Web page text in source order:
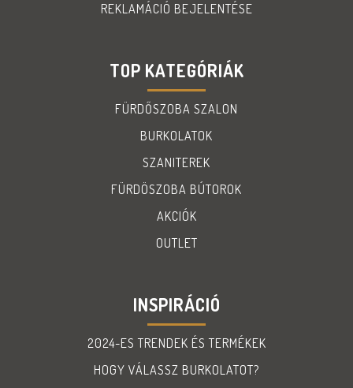
REKLAMÁCIÓ BEJELENTÉSE
TOP KATEGÓRIÁK
FÜRDŐSZOBA SZALON
BURKOLATOK
SZANITEREK
FÜRDÖSZOBA BÚTOROK
AKCIÓK
OUTLET
INSPIRÁCIÓ
2024-ES TRENDEK ÉS TERMÉKEK
HOGY VÁLASSZ BURKOLATOT?